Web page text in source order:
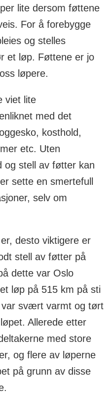
lite dersom føttene
For å forebygge
og stelles
et løp. Føttene er jo
løpere.
viet lite
med det
kosthold,
etc. Uten
og stell av føtter kan
sette en smertefull
selv om
desto viktigere er
stell av føtter på
dette var Oslo
løp på 515 km på sti
svært varmt og tørt
Allerede etter
med store
og flere av løperne
på grunn av disse